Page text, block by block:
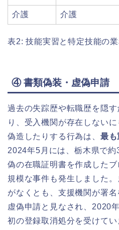
介護 介護
表2: 技能実習と特定技能の
④ 書類偽装・虚偽申請
過去の失踪歴や転職歴を隠
り、受入機関が存在しない
偽造したりする行為は、 最も
2024年5月には、栃木県で
偽の在職証明書を作成した
規模な事件も発生しました
がなくとも、支援機関が署
虚偽申請と見なされ、2020
初の登録取消処分を受けてい